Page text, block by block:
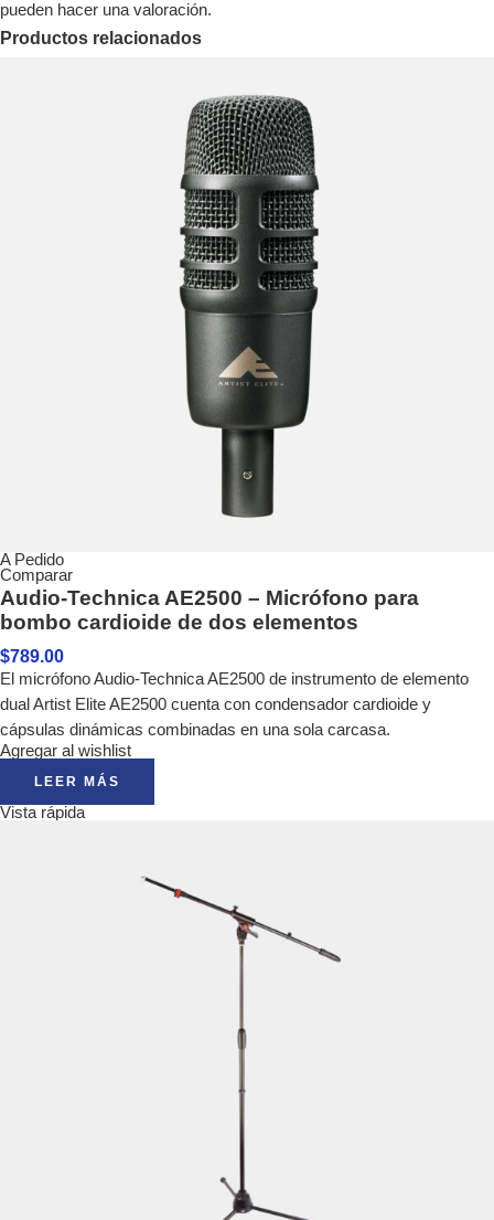
pueden hacer una valoración.
Productos relacionados
A Pedido
Comparar
Audio-Technica AE2500 – Micrófono para
bombo cardioide de dos elementos
$789.00
El micrófono Audio-Technica AE2500 de instrumento de elemento
dual Artist Elite AE2500 cuenta con condensador cardioide y
cápsulas dinámicas combinadas en una sola carcasa.
Agregar al wishlist
LEER MÁS
Vista rápida